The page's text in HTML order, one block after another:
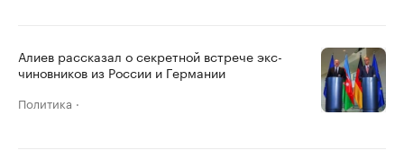
Алиев рассказал о секретной встрече экс-
чиновников из России и Германии
Политика